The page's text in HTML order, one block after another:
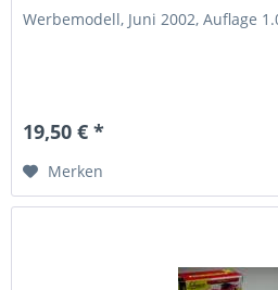
Werbemodell, Juni 2002, Auflage
19,50 € *
Merken